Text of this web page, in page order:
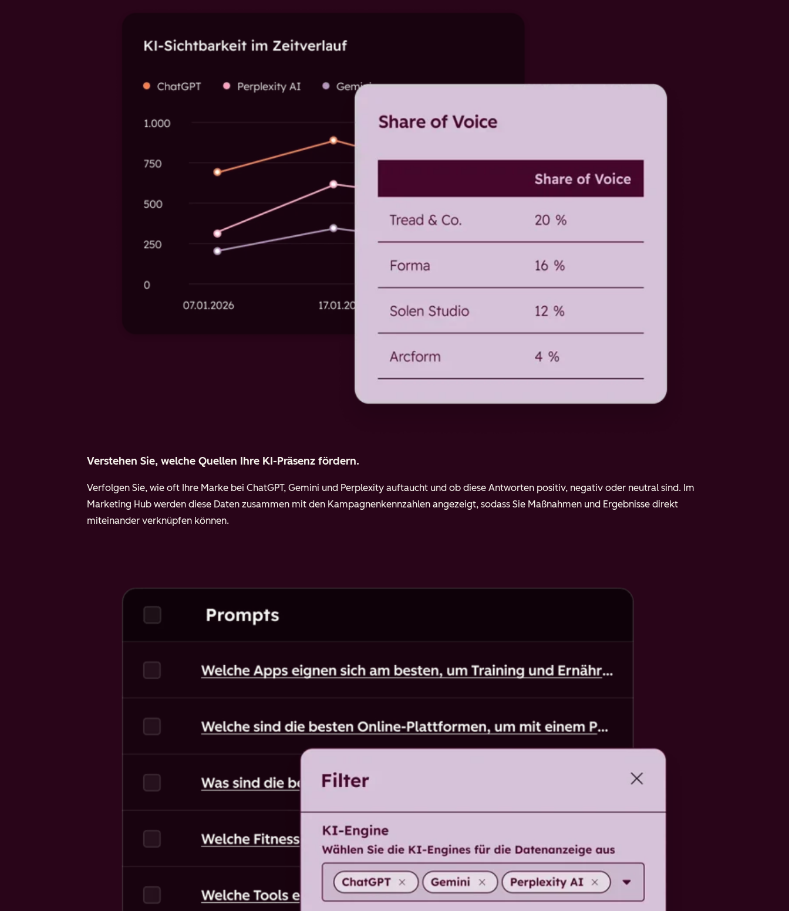
Verstehen Sie, welche Quellen Ihre KI-Präsenz fördern.
Verfolgen Sie, wie oft Ihre Marke bei ChatGPT, Gemini und Perplexity auftaucht und ob diese Antworten positiv, negativ oder neutral sind. Im
Marketing Hub werden diese Daten zusammen mit den Kampagnenkennzahlen angezeigt, sodass Sie Maßnahmen und Ergebnisse direkt
miteinander verknüpfen können.